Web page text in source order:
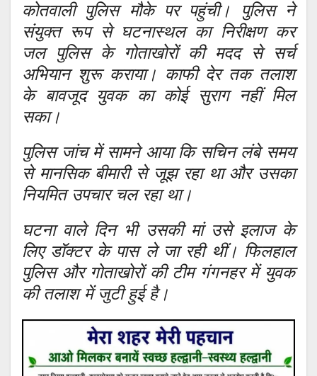
कोतवाली पुलिस मौके पर पहुंची। पुलिस ने
संयुक्त रूप से घटनास्थल का निरीक्षण कर
जल पुलिस के गोताखोरों की मदद से सर्च
अभियान शुरू कराया। काफी देर तक तलाश
के बावजूद युवक का कोई सुराग नहीं मिल
सका।
पुलिस जांच में सामने आया कि सचिन लंबे समय
से मानसिक बीमारी से जूझ रहा था और उसका
नियमित उपचार चल रहा था।
घटना वाले दिन भी उसकी मां उसे इलाज के
लिए डॉक्टर के पास ले जा रही थीं। फिलहाल
पुलिस और गोताखोरों की टीम गंगनहर में युवक
की तलाश में जुटी हुई है।